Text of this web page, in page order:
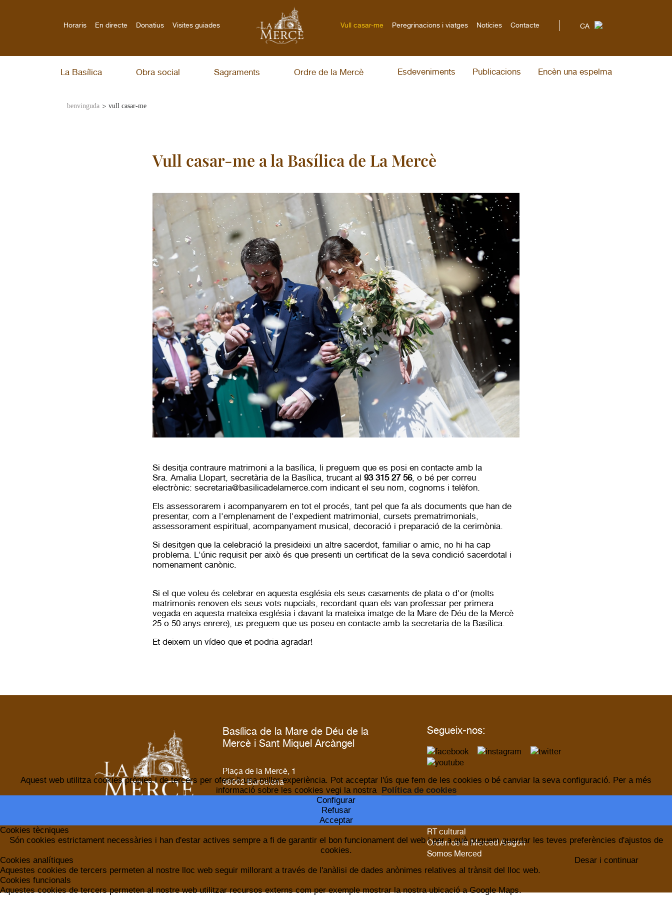
Horaris En directe Donatius Visites guiades Vull casar-me Peregrinacions i viatges Notícies Contacte CA
La Basílica Obra social Sagraments Ordre de la Mercè Esdeveniments Publicacions Encèn una espelma
benvinguda > vull casar-me
Vull casar-me a la Basílica de La Mercè
Si desitja contraure matrimoni a la basílica, li preguem que es posi en contacte amb la
Sra. Amalia Llopart, secretària de la Basílica, trucant al 93 315 27 56, o bé per correu
electrònic: secretaria@basilicadelamerce.com indicant el seu nom, cognoms i telèfon.
Els assessorarem i acompanyarem en tot el procés, tant pel que fa als documents que han de
presentar, com a l'emplenament de l'expedient matrimonial, cursets prematrimonials,
assessorament espiritual, acompanyament musical, decoració i preparació de la cerimònia.
Si desitgen que la celebració la presideixi un altre sacerdot, familiar o amic, no hi ha cap
problema. L'únic requisit per això és que presenti un certificat de la seva condició sacerdotal i
nomenament canònic.
Si el que voleu és celebrar en aquesta església els seus casaments de plata o d'or (molts
matrimonis renoven els seus vots nupcials, recordant quan els van professar per primera
vegada en aquesta mateixa església i davant la mateixa imatge de la Mare de Déu de la Mercè
25 o 50 anys enrere), us preguem que us poseu en contacte amb la secretaria de la Basílica.
Et deixem un vídeo que et podria agradar!
Basílica de la Mare de Déu de la
Mercè i Sant Miquel Arcàngel
Plaça de la Mercè, 1
08002 Barcelona
info@basilicadelamerce.com
Segueix-nos:
RT cultural
Orden de la Merced Aragón
Somos Merced
Aquest web utilitza cookies pròpies i de tercers per oferir-li una millor experiència. Pot acceptar l'ús que fem de les cookies o bé canviar la seva configuració. Per a més
informació sobre les cookies vegi la nostra Política de cookies
Configurar
Refusar
Acceptar
Cookies tècniques
Són cookies estrictament necessàries i han d'estar actives sempre a fi de garantir el bon funcionament del web i per a què puguem guardar les teves preferències d'ajustos de
cookies.
Cookies analítiques
Aquestes cookies de tercers permeten al nostre lloc web seguir millorant a través de l'anàlisi de dades anònimes relatives al trànsit del lloc web.
Cookies funcionals
Aquestes cookies de tercers permeten al nostre web utilitzar recursos externs com per exemple mostrar la nostra ubicació a Google Maps.
Desar i continuar